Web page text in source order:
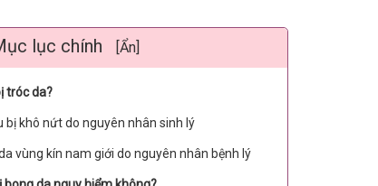
lục chính [Ẩn]
tróc da?
bị khô nứt do nguyên nhân sinh lý
vùng kín nam giới do nguyên nhân bệnh lý